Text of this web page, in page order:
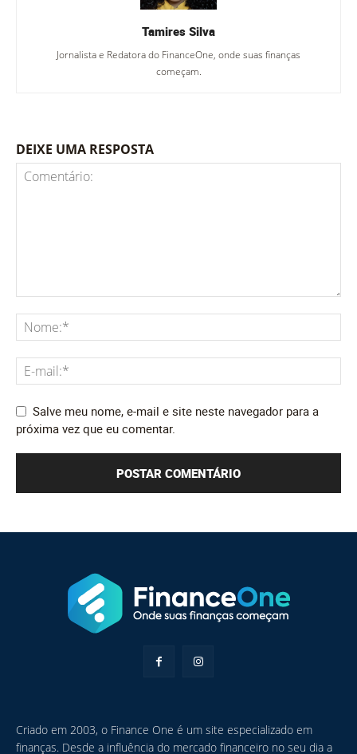
Tamires Silva
Jornalista e Redatora do FinanceOne, onde suas finanças
começam.
DEIXE UMA RESPOSTA
Salve meu nome, e-mail e site neste navegador para a
próxima vez que eu comentar.
Criado em 2003, o Finance One é um site especializado em
finanças. Desde a influência do mercado financeiro no seu dia a